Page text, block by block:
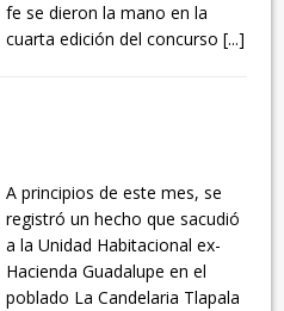
fe se dieron la mano en la
cuarta edición del concurso[...]
A principios de este mes, se
registró un hecho que sacudió
a la Unidad Habitacional ex-
Hacienda Guadalupe en el
poblado La Candelaria Tlapala